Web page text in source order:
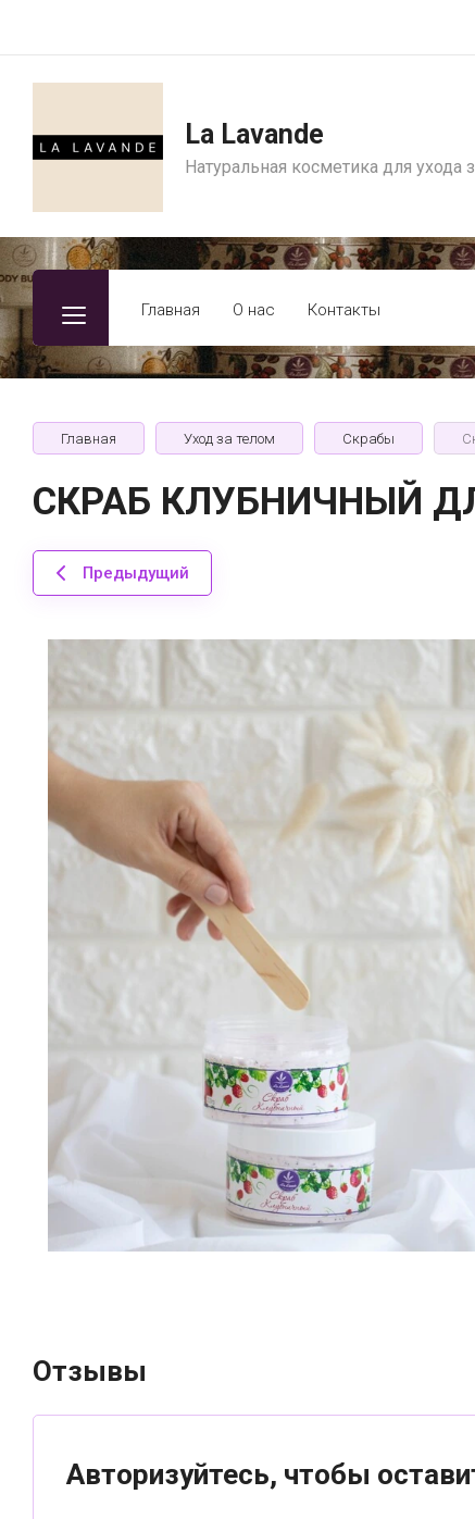
La Lavande
Натуральная косметика для ухода
Главная О нас Контакты
Главная Уход за телом Скрабы
СКРАБ КЛУБНИЧНЫЙ
Предыдущий
Отзывы
Авторизуйтесь, чтобы